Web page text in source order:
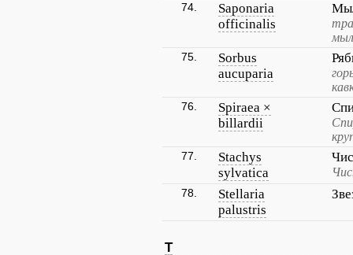
74.
Saponaria
officinalis
75.
Sorbus
aucuparia
76.
Spiraea ×
billardii
77.
Stachys
sylvatica
78.
Stellaria
palustris
T